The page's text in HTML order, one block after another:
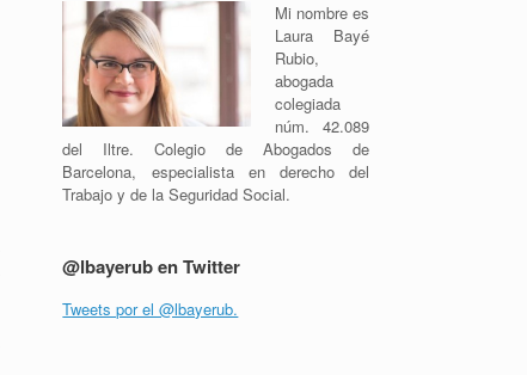
Mi nombre es
Laura Bayé
Rubio,
abogada
colegiada
núm. 42.089
del Iltre. Colegio de Abogados de
Barcelona, especialista en derecho del
Trabajo y de la Seguridad Social.
@lbayerub en Twitter
Tweets por el @lbayerub.